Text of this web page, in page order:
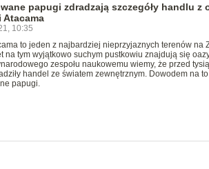
papugi zdradzają szczegóły handlu z
10:35
to jeden z najbardziej nieprzyjaznych terenów na
na tym wyjątkowo suchym pustkowiu znajdują się
zespołu naukowemu wiemy, że przed
handel ze światem zewnętrznym. Dowodem na to
papugi.